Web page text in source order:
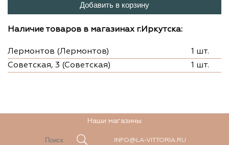
Добавить в корзину
Наличие товаров в магазинах г.Иркутска:
Лермонтов (Лермонтов)
1 шт.
Советская, 3 (Советская)
1 шт.
Наши магазины
INFO@LA-VITTORIA.RU